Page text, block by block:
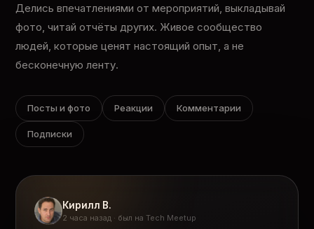
Делись впечатлениями от мероприятий, выкладывай
фото, читай отчёты других. Живое сообщество
людей, которые ценят настоящий опыт, а не
бесконечную ленту.
Посты и фото Реакции Комментарии
Подписки
Кирилл В.
2 часа назад · был на Tech Meetup